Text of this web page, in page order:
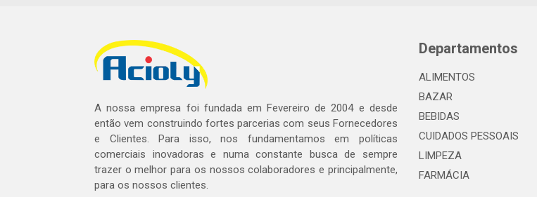
A nossa empresa foi fundada em Fevereiro de 2004 e desde
então vem construindo fortes parcerias com seus Fornecedores
e Clientes. Para isso, nos fundamentamos em políticas
comerciais inovadoras e numa constante busca de sempre
trazer o melhor para os nossos colaboradores e principalmente,
para os nossos clientes.
Departamentos
ALIMENTOS
BAZAR
BEBIDAS
CUIDADOS PESSOAIS
LIMPEZA
FARMÁCIA